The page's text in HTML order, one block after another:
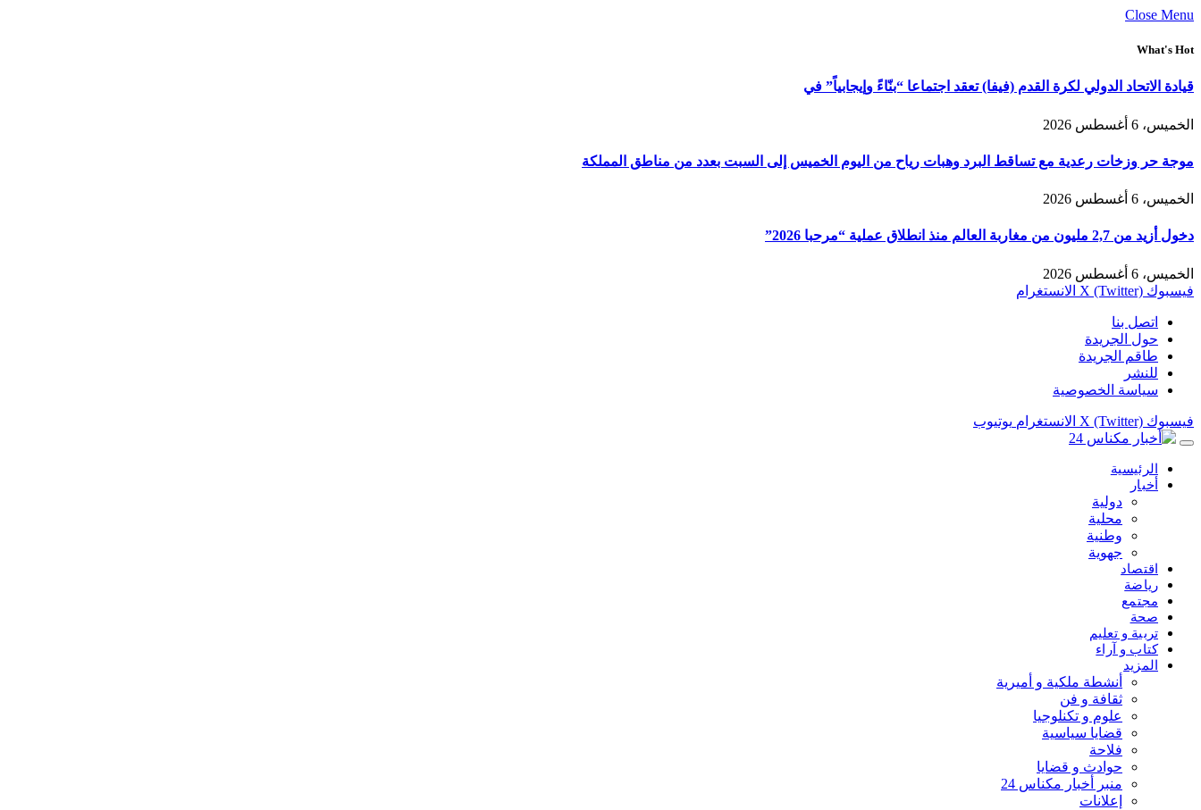
Close Menu
What's Hot
قيادة الاتحاد الدولي لكرة القدم (فيفا) تعقد اجتماعا “بنّاءً وإيجابياً” في
الخميس، 6 أغسطس 2026
موجة حر وزخات رعدية مع تساقط البرد وهبات رياح من اليوم الخميس إلى السبت بعدد من مناطق المملكة
الخميس، 6 أغسطس 2026
دخول أزيد من 2,7 مليون من مغاربة العالم منذ انطلاق عملية “مرحبا 2026”
الخميس، 6 أغسطس 2026
فيسبوك X (Twitter) الانستغرام
اتصل بنا
حول الجريدة
طاقم الجريدة
للنشر
سياسة الخصوصية
فيسبوك X (Twitter) الانستغرام يوتيوب
الرئيسية
أخبار
دولية
محلية
وطنية
جهوية
اقتصاد
رياضة
مجتمع
صحة
تربية و تعليم
كتاب و آراء
المزيد
أنشطة ملكية و أميرية
ثقافة و فن
علوم و تكنلوجيا
قضايا سياسية
فلاحة
حوادث و قضايا
منبر أخبار مكناس 24
إعلانات